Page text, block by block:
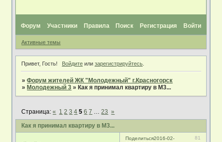
Форум Участники Правила Поиск Регистрация Войти
Активные темы
Привет, Гость! Войдитеили зарегистрируйтесь.
»Форум жителей ЖК "Молодежный" г.Красногорск
» Молодежный 3 » Как я принимал квартиру в М3...
Как я принимал квартиру в М3...
Страница:« 1 2 3 4 5 6 7 23 »
Поделиться 81
2016-02-